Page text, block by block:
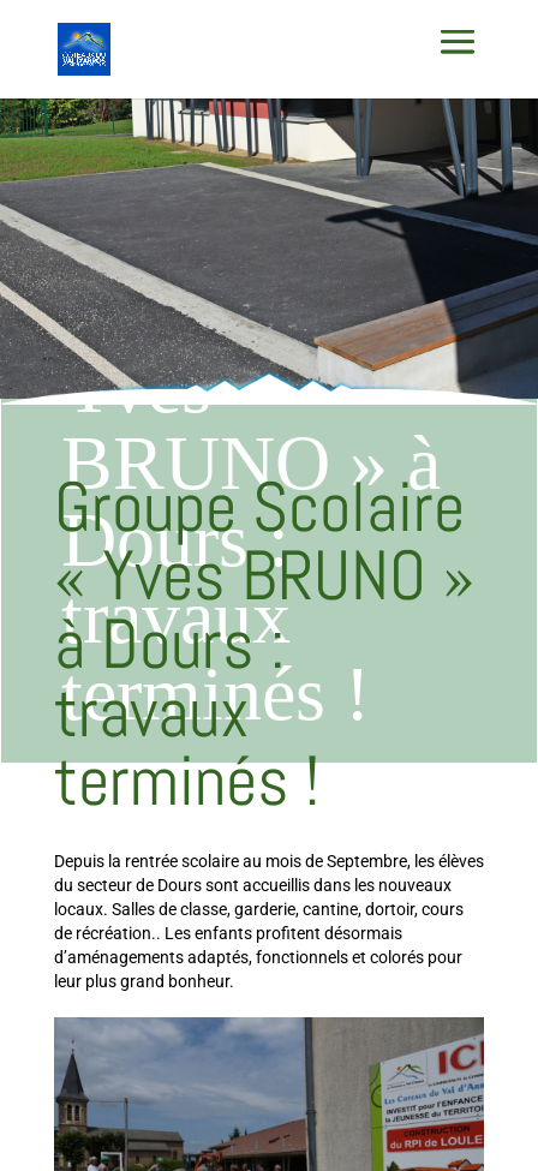
Groupe
Scolaire «
Yves
BRUNO » à
Dours :
travaux
terminés !
Groupe Scolaire
« Yves BRUNO »
à Dours :
travaux
terminés !
Depuis la rentrée scolaire au mois de Septembre, les élèves
du secteur de Dours sont accueillis dans les nouveaux
locaux. Salles de classe, garderie, cantine, dortoir, cours
de récréation.. Les enfants profitent désormais
d’aménagements adaptés, fonctionnels et colorés pour
leur plus grand bonheur.